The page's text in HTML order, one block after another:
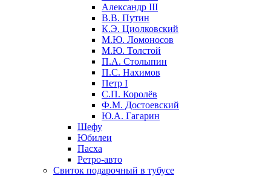
Александр III
В.В. Путин
К.Э. Циолковский
М.Ю. Ломоносов
М.Ю. Толстой
П.А. Столыпин
П.С. Нахимов
Петр I
С.П. Королёв
Ф.М. Достоевский
Ю.А. Гагарин
Шефу
Юбилеи
Пасха
Ретро-авто
Свиток подарочный в тубусе